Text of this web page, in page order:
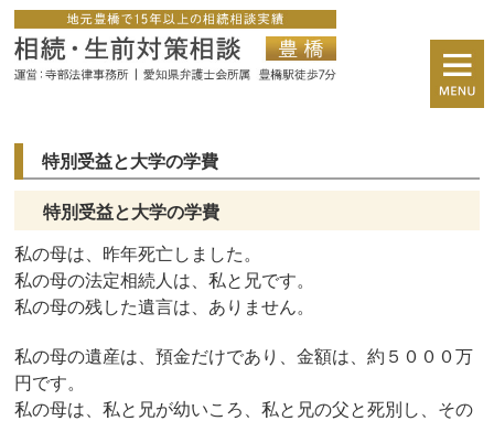
特別受益と大学の学費
特別受益と大学の学費
私の母は、昨年死亡しました。
私の母の法定相続人は、私と兄です。
私の母の残した遺言は、ありません。
私の母の遺産は、預金だけであり、金額は、約５０００万
円です。
私の母は、私と兄が幼いころ、私と兄の父と死別し、その